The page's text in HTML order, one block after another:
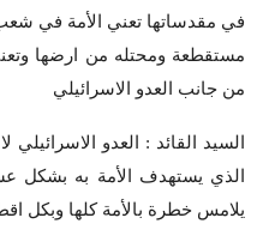
في مقدساتها تعني الأمة في
مستقطعة ومحتله من ارضها
من جانب العدو الاسرائيلي
السيد القائد : العدو
الذي يستهدف الأمة به
يلامس خطرة بالأمة كلها وبكل